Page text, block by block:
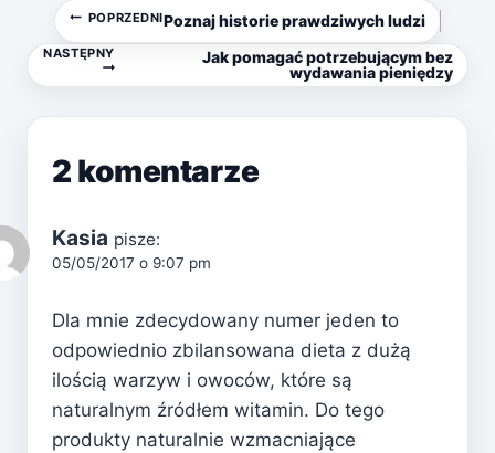
Nawigacja
wpisu
POPRZEDNIPoznaj historie prawdziwych ludzi
NASTĘPNY
Jak pomagać potrzebującym bez
wydawania pieniędzy
2 komentarze
Kasia pisze:
05/05/2017 o 9:07 pm
Dla mnie zdecydowany numer jeden to
odpowiednio zbilansowana dieta z dużą
ilością warzyw i owoców, które są
naturalnym źródłem witamin. Do tego
produkty naturalnie wzmacniające